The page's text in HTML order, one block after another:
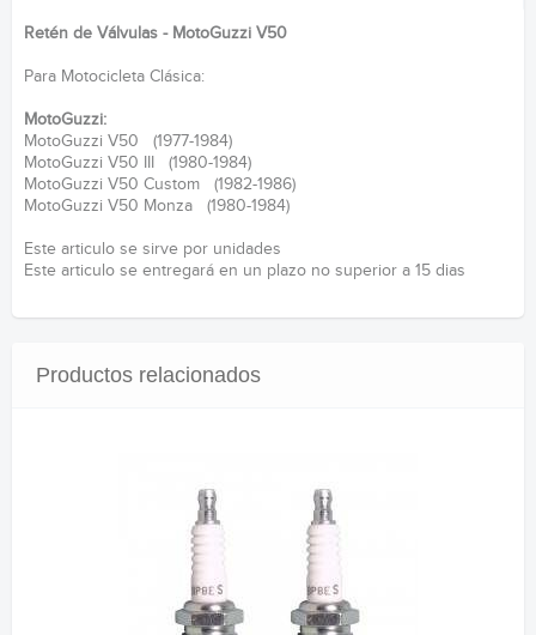
Retén de Válvulas - MotoGuzzi V50
Para Motocicleta Clásica:
MotoGuzzi:
MotoGuzzi V50 (1977-1984)
MotoGuzzi V50 III (1980-1984)
MotoGuzzi V50 Custom (1982-1986)
MotoGuzzi V50 Monza (1980-1984)
Este articulo se sirve por unidades
Este articulo se entregará en un plazo no superior a 15 dias
Productos relacionados